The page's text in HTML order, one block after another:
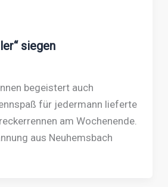
siegen
begeistert auch
für jedermann lieferte
am Wochenende.
aus Neuhemsbach